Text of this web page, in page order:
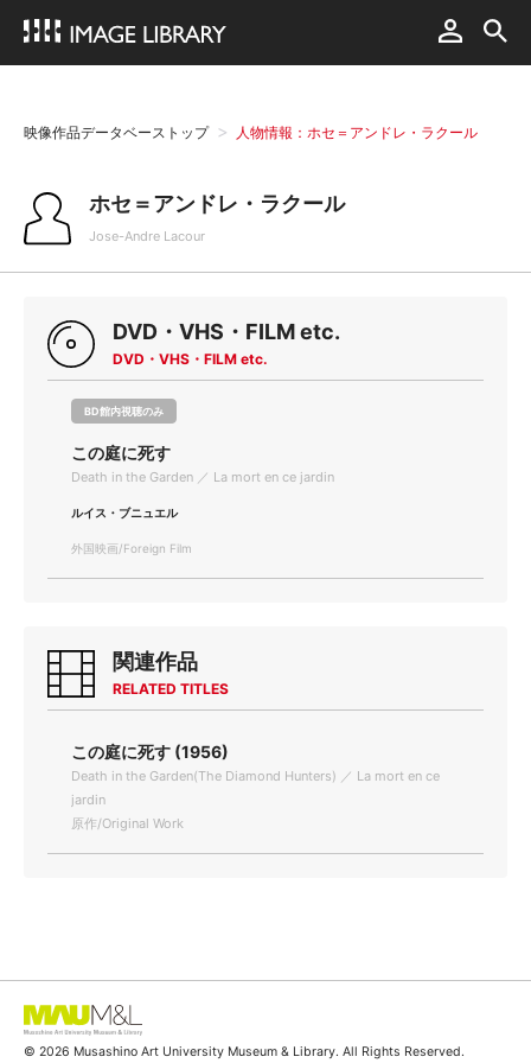
映像作品データベーストップ 人物情報：ホセ＝アンドレ・ラクール
ホセ＝アンドレ・ラクール
Jose-Andre Lacour
DVD・VHS・FILM etc.
DVD・VHS・FILM etc.
BD館内視聴のみ
この庭に死す
Death in the Garden ／ La mort en ce jardin
ルイス・ブニュエル
外国映画/Foreign Film
関連作品
RELATED TITLES
この庭に死す (1956)
Death in the Garden(The Diamond Hunters) ／ La mort en ce
jardin
原作/Original Work
© 2026 Musashino Art University Museum & Library. All Rights Reserved.